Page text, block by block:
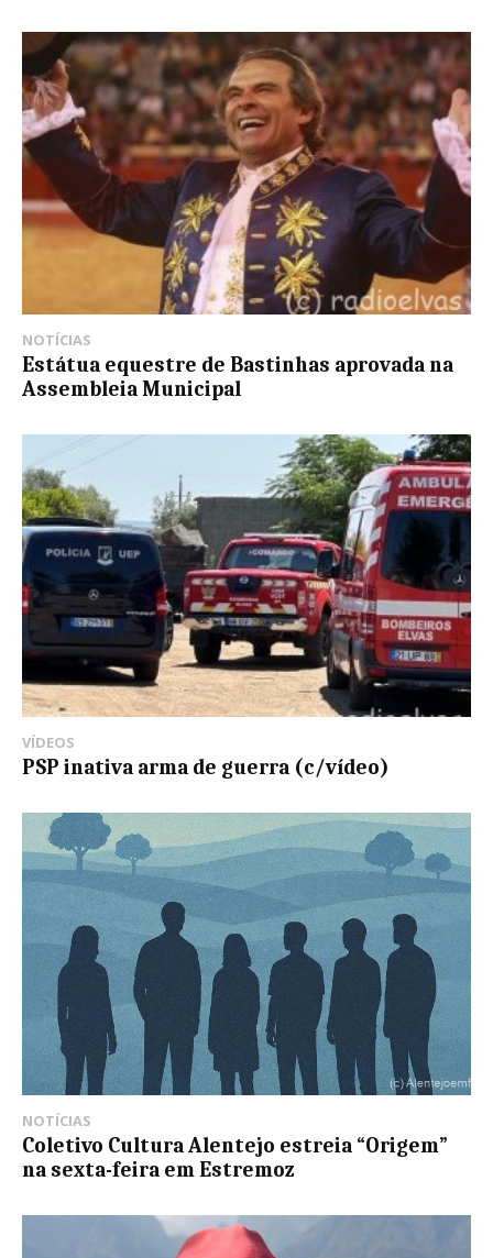
NOTÍCIAS
Estátua equestre de Bastinhas aprovada na
Assembleia Municipal
VÍDEOS
PSP inativa arma de guerra (c/vídeo)
NOTÍCIAS
Coletivo Cultura Alentejo estreia “Origem”
na sexta-feira em Estremoz